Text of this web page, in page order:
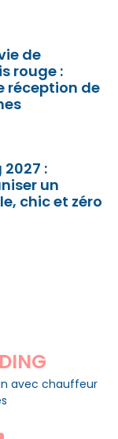
de
rouge :
réception de
:
un
chic et zéro
avec chauffeur